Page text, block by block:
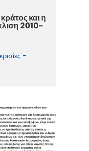
και η
2010-
-